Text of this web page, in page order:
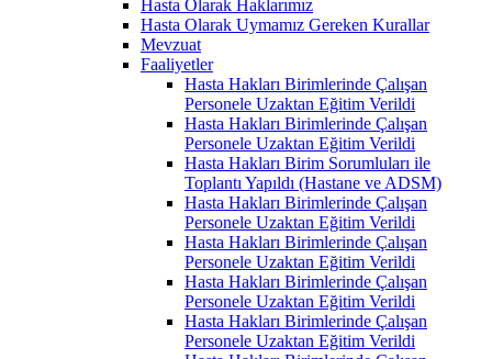
Hasta Olarak Haklarımız
Hasta Olarak Uymamız Gereken Kurallar
Mevzuat
Faaliyetler
Hasta Hakları Birimlerinde Çalışan
Personele Uzaktan Eğitim Verildi
Hasta Hakları Birimlerinde Çalışan
Personele Uzaktan Eğitim Verildi
Hasta Hakları Birim Sorumluları ile
Toplantı Yapıldı (Hastane ve ADSM)
Hasta Hakları Birimlerinde Çalışan
Personele Uzaktan Eğitim Verildi
Hasta Hakları Birimlerinde Çalışan
Personele Uzaktan Eğitim Verildi
Hasta Hakları Birimlerinde Çalışan
Personele Uzaktan Eğitim Verildi
Hasta Hakları Birimlerinde Çalışan
Personele Uzaktan Eğitim Verildi